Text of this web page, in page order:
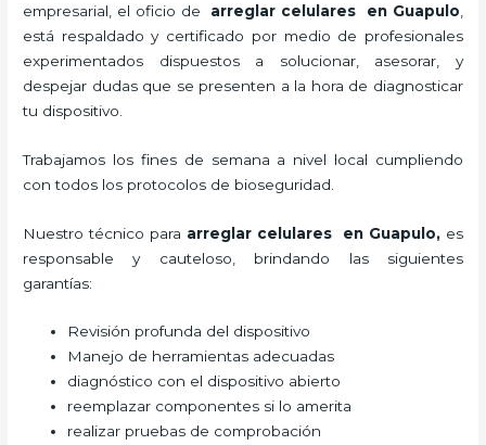
empresarial, el oficio de arreglar celulares en Guapulo
está respaldado y certificado por medio de profesionales
experimentados dispuestos a solucionar, asesorar, y
despejar dudas que se presenten a la hora de diagnosticar
tu dispositivo.
Trabajamos los fines de semana a nivel local cumpliendo
con todos los protocolos de bioseguridad.
Nuestro técnico para arreglar celulares en Guapulo, es
responsable y cauteloso, brindando las siguientes
garantías:
Revisión profunda del dispositivo
Manejo de herramientas adecuadas
diagnóstico con el dispositivo abierto
reemplazar componentes si lo amerita
realizar pruebas de comprobación